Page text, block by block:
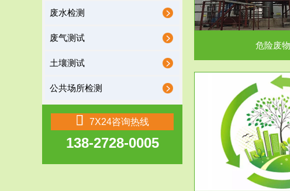
废水检测
废气测试
土壤测试
公共场所检测
7X24咨询热线
138-2728-0005
污染防治法》的规定，危...
危险废
括市政废
服务范围
工作场所职业危害现状评价
服
废
废水污水检测主要是
中排出的